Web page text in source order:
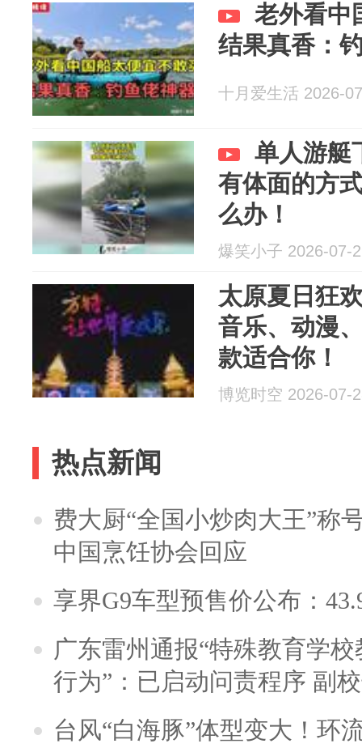
老外看中
结果真香：
十月爱生活 2026-
单人游艇
有体面的方
么办！
爆笑小子 2026-07-
太原夏日狂
音乐、动漫
款适合你！
博览时空 2026-07-
热点新闻
费大厨“全国小炒肉大王”称
中国烹饪协会回应
享界G9车型预售价公布：
广东雷州通报“特殊教育学
行为”：已启动问责程序 副
台风“白海豚”体型变大！环